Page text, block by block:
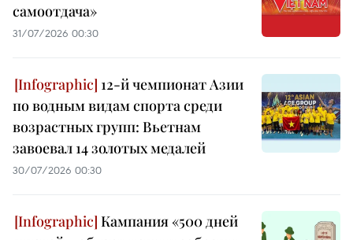
самоотдача»
31/07/2026 00:30
12-й чемпионат Азии
по водным видам спорта среди
возрастных групп: Вьетнам
завоевал 14 золотых медалей
30/07/2026 00:30
Кампания «500 дней